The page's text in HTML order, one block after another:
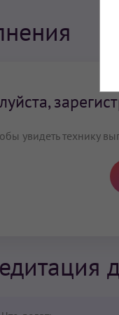
увидеть технику